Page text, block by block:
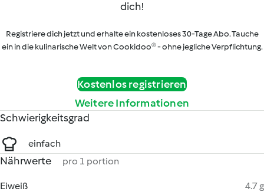
dich!
Registriere dich jetzt und erhalte ein kostenloses 30-Tage Abo. Tauche
ein in die kulinarische Welt von Cookidoo® - ohne jegliche Verpflichtung.
Kostenlos registrieren
Weitere Informationen
Schwierigkeitsgrad
einfach
Nährwerte pro 1 portion
Eiweiß
4.7 g